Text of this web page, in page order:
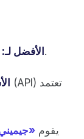
الأفضل لـ:المستندات الطويلة والمسودات السريعة.
يقوم